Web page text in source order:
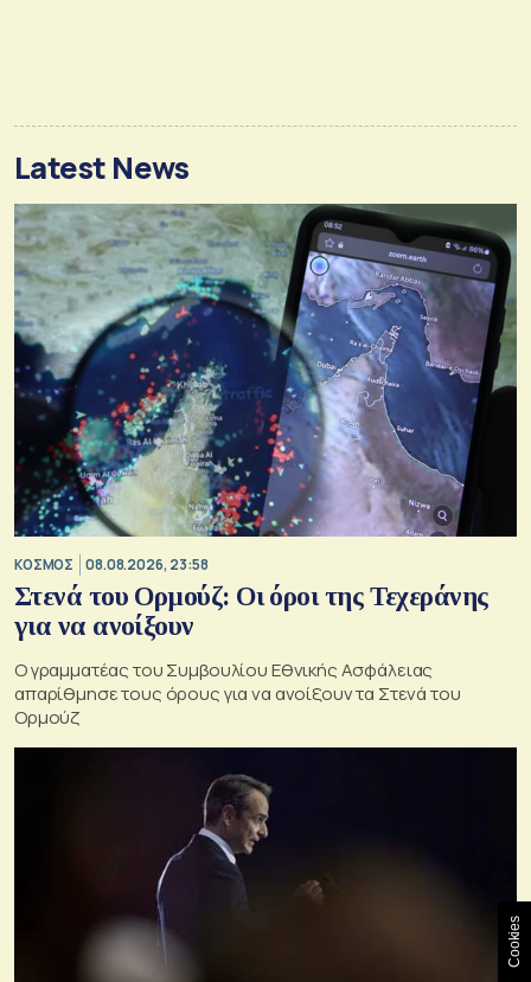
Latest News
ΚΟΣΜΟΣ 08.08.2026, 23:58
Στενά του Ορμούζ: Οι όροι της Τεχεράνης
για να ανοίξουν
Ο γραμματέας του Συμβουλίου Εθνικής Ασφάλειας
απαρίθμησε τους όρους για να ανοίξουν τα Στενά του
Ορμούζ
Cookies